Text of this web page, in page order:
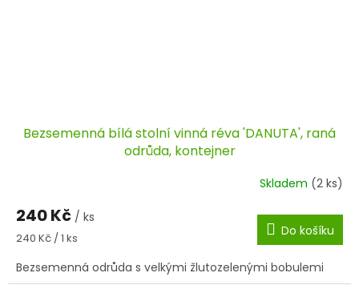
Bezsemenná bílá stolní vinná réva 'DANUTA', raná
odrůda, kontejner
Skladem (2 ks)
240 Kč / ks
Měrná
240 Kč / 1 ks Do košíku
Bezsemenná odrůda s velkými žlutozelenými bobulemi